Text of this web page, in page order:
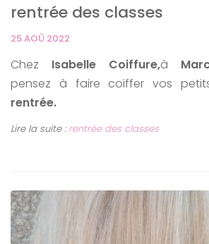
rentrée des classes
25 AOÛ 2022
Chez Isabelle Coiffure,à
pensez à faire coiffer vos
rentrée.
Lire la suite :rentrée des classes